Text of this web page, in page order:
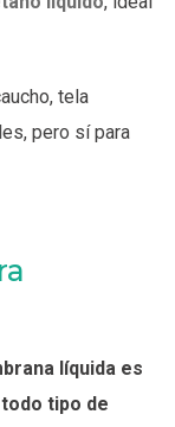
tela
pero sí para
líquida es
tipo de